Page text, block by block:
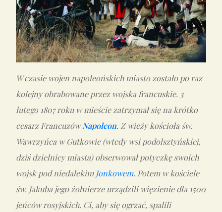
W czasie wojen napoleońskich miasto zostało po raz
kolejny obrabowane przez wojska francuskie. 3
lutego 1807 roku w mieście zatrzymał się na krótko
cesarz FrancuzówNapoleon. Z wieży kościoła św.
Wawrzyńca w Gutkowie (wtedy wsi podolsztyńskiej,
dziś dzielnicy miasta) obserwował potyczkę swoich
wojsk pod niedalekim Jonkowem. Potem w kościele
św. Jakuba jego żołnierze urządzili więzienie dla 1500
jeńców rosyjskich. Ci, aby się ogrzać, spalili